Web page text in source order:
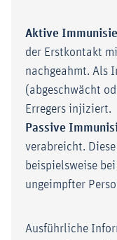
Aktive
der Erstkontakt
nachgeahmt. Als
(abgeschwächt
Erregers injiziert.
Passive
verabreicht.
beispielsweise
ungeimpfter
Ausführliche